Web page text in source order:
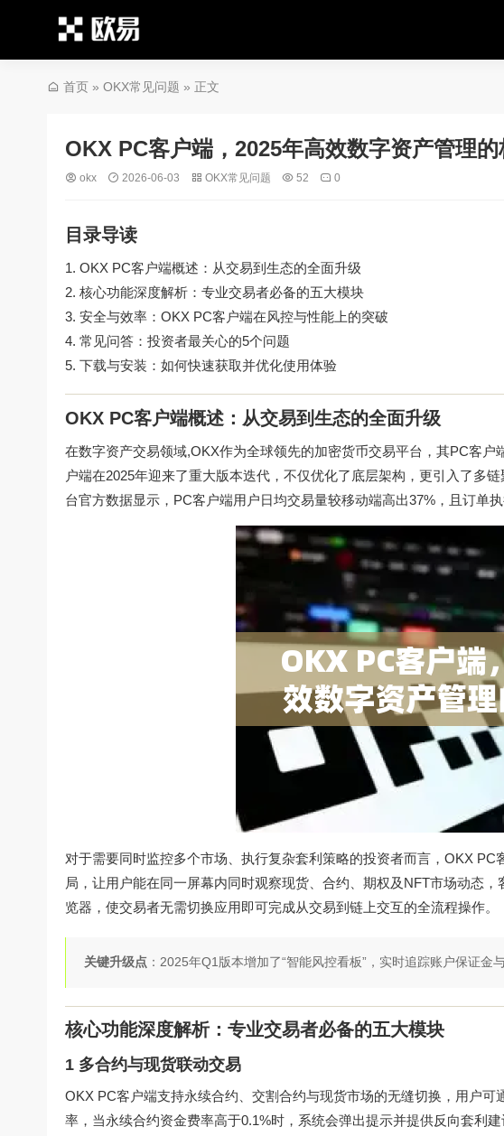
首页 » OKX常见问题 » 正文
OKX PC客户端，2025年高效数字资产管理
okx 2026-06-03 OKX常见问题 52 0
目录导读
OKX PC客户端概述：从交易到生态的全面升级
核心功能深度解析：专业交易者必备的五大模块
安全与效率：OKX PC客户端在风控与性能上的突破
常见问答：投资者最关心的5个问题
下载与安装：如何快速获取并优化使用体验
OKX PC客户端概述：从交易到生态的全面升级
在数字资产交易领域,OKX作为全球领先的加密货币交易平台，其PC客
户端在2025年迎来了重大版本迭代，不仅优化了底层架构，更引入了多
台官方数据显示，PC客户端用户日均交易量较移动端高出37%，且订单执
对于需要同时监控多个市场、执行复杂套利策略的投资者而言，OKX
局，让用户能在同一屏幕内同时观察现货、合约、期权及NFT市场动态
览器，使交易者无需切换应用即可完成从交易到链上交互的全流程操作。
关键升级点 ：2025年Q1版本增加了“智能风控看板”，实时追踪账户保证金
核心功能深度解析：专业交易者必备的五大模块
1 多合约与现货联动交易
OKX PC客户端支持永续合约、交割合约与现货市场的无缝切换，用户可
率，当永续合约资金费率高于0.1%时，系统会弹出提示并提供反向套利建